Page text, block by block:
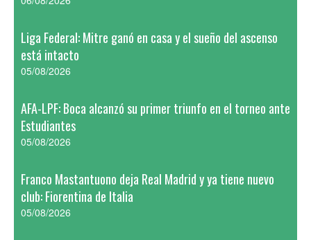
Liga Federal: Mitre ganó en casa y el sueño del ascenso
está intacto
05/08/2026
AFA-LPF: Boca alcanzó su primer triunfo en el torneo ante
Estudiantes
05/08/2026
Franco Mastantuono deja Real Madrid y ya tiene nuevo
club: Fiorentina de Italia
05/08/2026